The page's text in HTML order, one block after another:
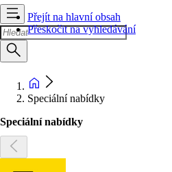
Přejít na hlavní obsah
Přeskočit na vyhledávání
Speciální nabídky
Speciální nabídky